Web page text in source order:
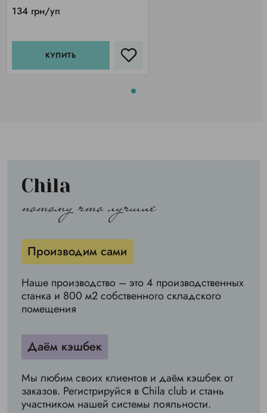
134 грн/уп
КУПИТЬ
Chila
потому что лучшие
Производим сами
Наше производство – это 4 производственных
станка и 800 м2 собственного складского
помещения
Даём кэшбек
Мы любим своих клиентов и даём кэшбек от
заказов. Регистрируйся в Chila club и стань
участником нашей системы лояльности.